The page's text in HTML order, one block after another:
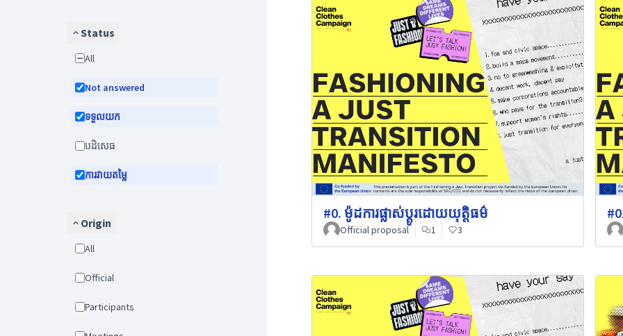
Status
All
Not answered
ទទួលយក
បដិសេធ
ការវាយតម្លៃ
Origin
All
Official
Participants
#0. ម៉ូដការផ្លាស់ប្តូរដោយយុត្តិធម៌
Official proposal 1 3